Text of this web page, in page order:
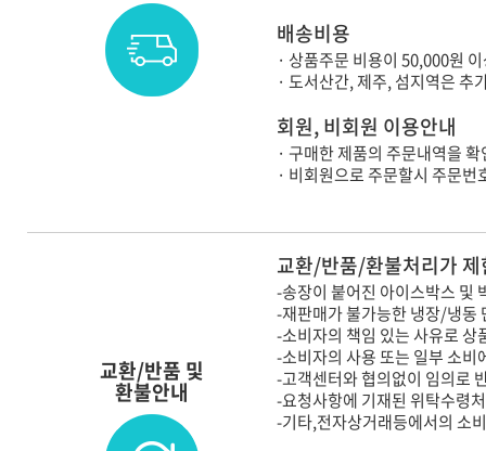
배송비용
· 상품주문 비용이 50,000원
· 도서산간, 제주, 섬지역은
회원, 비회원 이용안내
· 구매한 제품의 주문내역을
· 비회원으로 주문할시 주문
교환/반품 및
환불안내
교환/반품/환불처리가
-송장이 붙어진 아이스박스 및
-재판매가 불가능한 냉장/냉동
-소비자의 책임 있는 사유로 상
-소비자의 사용 또는 일부 소비
-고객센터와 협의없이 임의로
-요청사항에 기재된 위탁수령
-기타,전자상거래등에서의 소